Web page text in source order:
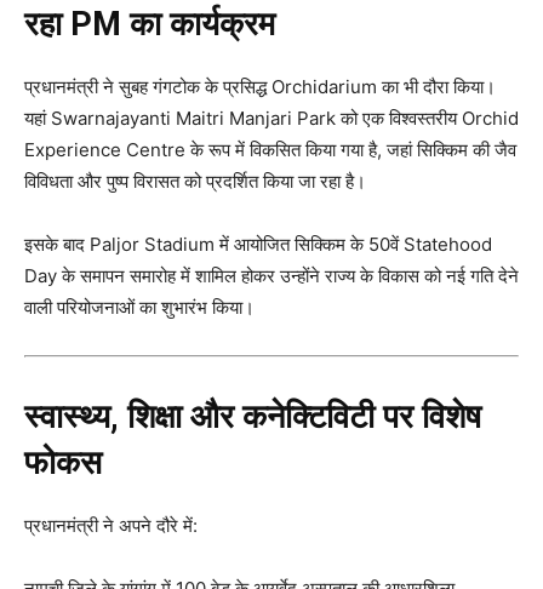
रहा PM का कार्यक्रम
प्रधानमंत्री ने सुबह गंगटोक के प्रसिद्ध Orchidarium का भी दौरा किया।
यहां Swarnajayanti Maitri Manjari Park को एक विश्वस्तरीय Orchid
Experience Centre के रूप में विकसित किया गया है, जहां सिक्किम की जैव
विविधता और पुष्प विरासत को प्रदर्शित किया जा रहा है।
इसके बाद Paljor Stadium में आयोजित सिक्किम के 50वें Statehood
Day के समापन समारोह में शामिल होकर उन्होंने राज्य के विकास को नई गति देने
वाली परियोजनाओं का शुभारंभ किया।
स्वास्थ्य, शिक्षा और कनेक्टिविटी पर विशेष
फोकस
प्रधानमंत्री ने अपने दौरे में: